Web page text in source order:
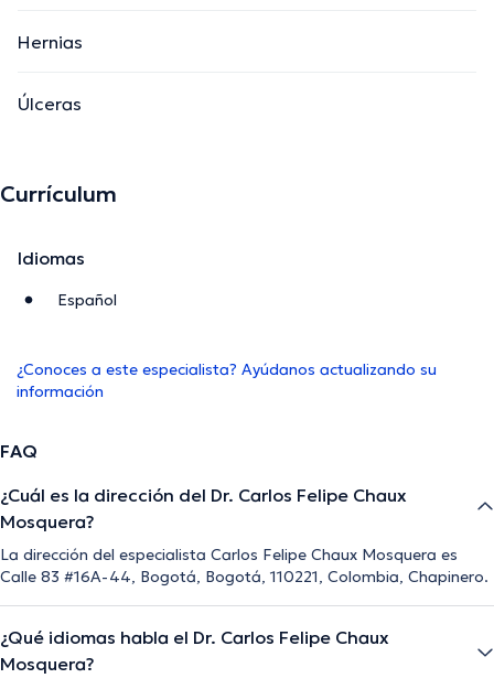
Hernias
Úlceras
Currículum
Idiomas
Español
¿Conoces a este especialista? Ayúdanos actualizando su
información
FAQ
¿Cuál es la dirección del Dr. Carlos Felipe Chaux
Mosquera?
La dirección del especialista Carlos Felipe Chaux Mosquera es
Calle 83 #16A-44, Bogotá, Bogotá, 110221, Colombia, Chapinero.
¿Qué idiomas habla el Dr. Carlos Felipe Chaux
Mosquera?